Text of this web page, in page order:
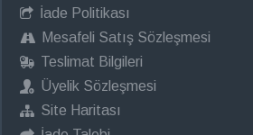
İade Politikası
Mesafeli Satış Sözleşmesi
Teslimat Bilgileri
Üyelik Sözleşmesi
Site Haritası